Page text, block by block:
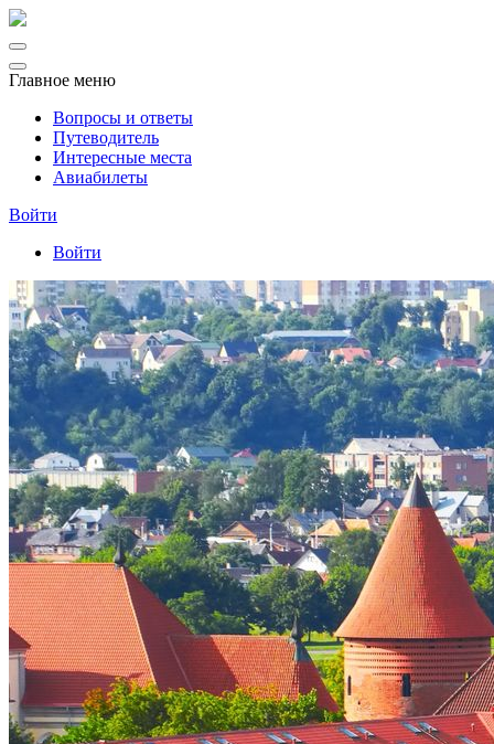
Главное меню
Вопросы и ответы
Путеводитель
Интересные места
Авиабилеты
Войти
Войти